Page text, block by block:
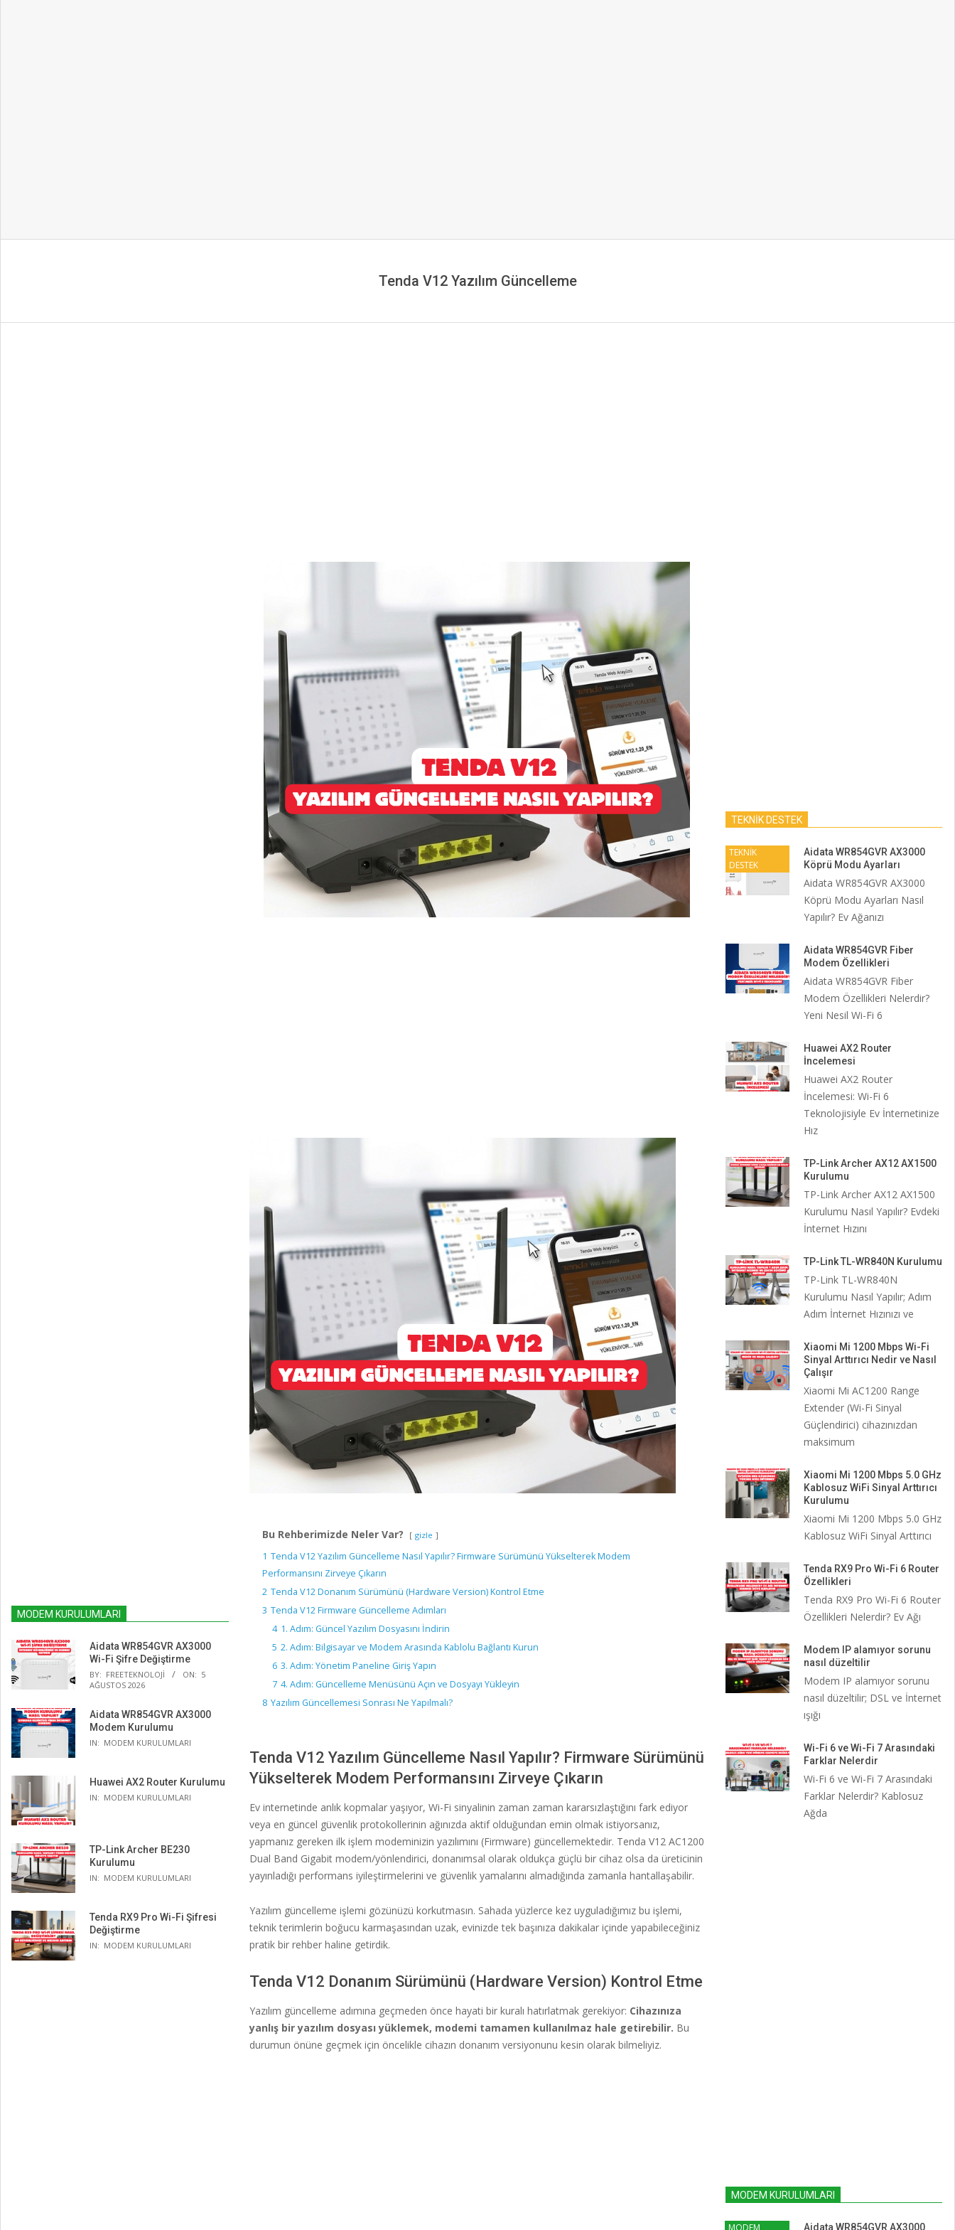
Tenda V12 Yazılım Güncelleme
Bu Rehberimizde Neler Var? gizle
1 Tenda V12 Yazılım Güncelleme Nasıl Yapılır? Firmware Sürümünü Yükselterek Modem
Performansını Zirveye Çıkarın
2 Tenda V12 Donanım Sürümünü (Hardware Version) Kontrol Etme
3 Tenda V12 Firmware Güncelleme Adımları
4 1. Adım: Güncel Yazılım Dosyasını İndirin
5 2. Adım: Bilgisayar ve Modem Arasında Kablolu Bağlantı Kurun
6 3. Adım: Yönetim Paneline Giriş Yapın
7 4. Adım: Güncelleme Menüsünü Açın ve Dosyayı Yükleyin
8 Yazılım Güncellemesi Sonrası Ne Yapılmalı?
Tenda V12 Yazılım Güncelleme Nasıl Yapılır? Firmware Sürümünü
Yükselterek Modem Performansını Zirveye Çıkarın
Ev internetinde anlık kopmalar yaşıyor, Wi-Fi sinyalinin zaman zaman kararsızlaştığını fark ediyor
veya en güncel güvenlik protokollerinin ağınızda aktif olduğundan emin olmak istiyorsanız,
yapmanız gereken ilk işlem modeminizin yazılımını (Firmware) güncellemektedir. Tenda V12 AC1200
Dual Band Gigabit modem/yönlendirici, donanımsal olarak oldukça güçlü bir cihaz olsa da üreticinin
yayınladığı performans iyileştirmelerini ve güvenlik yamalarını almadığında zamanla hantallaşabilir.
Yazılım güncelleme işlemi gözünüzü korkutmasın. Sahada yüzlerce kez uyguladığımız bu işlemi,
teknik terimlerin boğucu karmaşasından uzak, evinizde tek başınıza dakikalar içinde yapabileceğiniz
pratik bir rehber haline getirdik.
Tenda V12 Donanım Sürümünü (Hardware Version) Kontrol Etme
Yazılım güncelleme adımına geçmeden önce hayati bir kuralı hatırlatmak gerekiyor: Cihazınıza
yanlış bir yazılım dosyası yüklemek, modemi tamamen kullanılmaz hale getirebilir. Bu
durumun önüne geçmek için öncelikle cihazın donanım versiyonunu kesin olarak bilmeliyiz.
MODEM KURULUMLARI
Aidata WR854GVR AX3000
Wi-Fi Şifre Değiştirme
BY: FREETEKNOLOJI ON: 5
AĞUSTOS 2026
Aidata WR854GVR AX3000
Modem Kurulumu
IN: MODEM KURULUMLARI
Huawei AX2 Router Kurulumu
IN: MODEM KURULUMLARI
TP-Link Archer BE230
Kurulumu
IN: MODEM KURULUMLARI
Tenda RX9 Pro Wi-Fi Şifresi
Değiştirme
IN: MODEM KURULUMLARI
TEKNİK DESTEK
TEKNİK
DESTEK
Aidata WR854GVR AX3000
Köprü Modu Ayarları
Aidata WR854GVR AX3000
Köprü Modu Ayarları Nasıl
Yapılır? Ev Ağanızı
Aidata WR854GVR Fiber
Modem Özellikleri
Aidata WR854GVR Fiber
Modem Özellikleri Nelerdir?
Yeni Nesil Wi-Fi 6
Huawei AX2 Router
İncelemesi
Huawei AX2 Router
İncelemesi: Wi-Fi 6
Teknolojisiyle Ev İnternetinize
Hız
TP-Link Archer AX12 AX1500
Kurulumu
TP-Link Archer AX12 AX1500
Kurulumu Nasıl Yapılır? Evdeki
İnternet Hızını
TP-Link TL-WR840N Kurulumu
TP-Link TL-WR840N
Kurulumu Nasıl Yapılır; Adım
Adım İnternet Hızınızı ve
Xiaomi Mi 1200 Mbps Wi-Fi
Sinyal Arttırıcı Nedir ve Nasıl
Çalışır
Xiaomi Mi AC1200 Range
Extender (Wi-Fi Sinyal
Güçlendirici) cihazınızdan
maksimum
Xiaomi Mi 1200 Mbps 5.0 GHz
Kablosuz WiFi Sinyal Arttırıcı
Kurulumu
Xiaomi Mi 1200 Mbps 5.0 GHz
Kablosuz WiFi Sinyal Arttırıcı
Tenda RX9 Pro Wi-Fi 6 Router
Özellikleri
Tenda RX9 Pro Wi-Fi 6 Router
Özellikleri Nelerdir? Ev Ağı
Modem IP alamıyor sorunu
nasıl düzeltilir
Modem IP alamıyor sorunu
nasıl düzeltilir; DSL ve İnternet
ışığı
Wi-Fi 6 ve Wi-Fi 7 Arasındaki
Farklar Nelerdir
Wi-Fi 6 ve Wi-Fi 7 Arasındaki
Farklar Nelerdir? Kablosuz
Ağda
MODEM KURULUMLARI
MODEM Aidata WR854GVR AX3000